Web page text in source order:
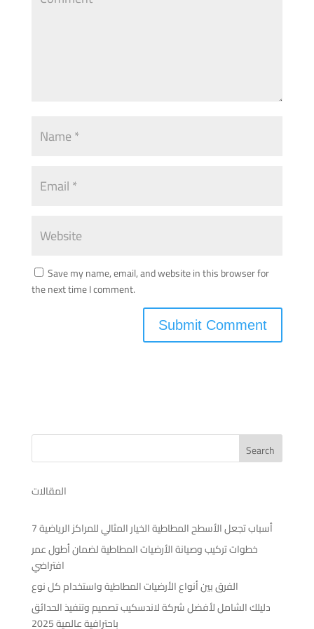
Save my name, email, and website in this browser for
the next time I comment.
Search
المقالات
7 أسباب تجعل الأسطح المطاطية الخيار المثالي للمراكز الرياضية
خطوات تركيب وصيانة الأرضيات المطاطية لضمان أطول عمر
افتراضي
الفرق بين أنواع الأرضيات المطاطية واستخدام كل نوع
دليلك الشامل لأفضل شركة لاندسكيب تصميم وتنفيذ الحدائق
باحترافية عالمية 2025